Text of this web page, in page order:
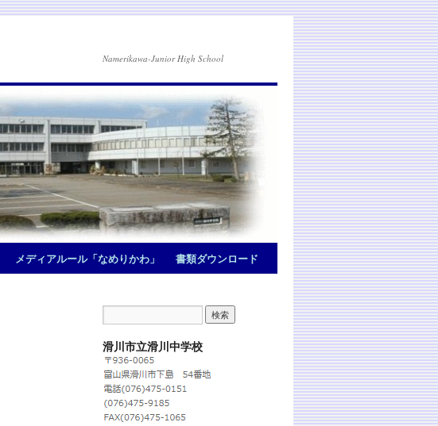
Namerikawa-Junior High School
メディアルール「なめりかわ」 書類ダウンロード
滑川市立滑川中学校